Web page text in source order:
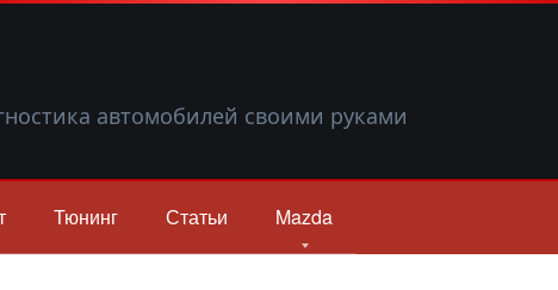
автомобилей своими руками
Тюнинг Статьи Mazda